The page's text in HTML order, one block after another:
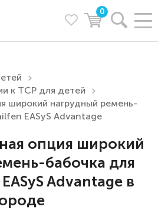
0
к ТСР для детей
широкий нагрудный ремень-
EASyS Advantage
опция широкий
бабочка для
Advantage в